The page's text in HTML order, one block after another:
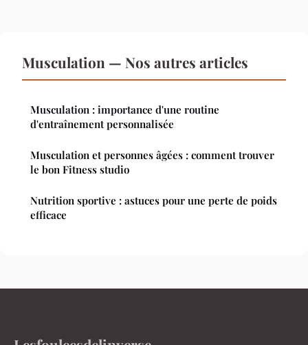
Musculation — Nos autres articles
Musculation : importance d'une routine
d'entraînement personnalisée
Musculation et personnes âgées : comment trouver
le bon Fitness studio
Nutrition sportive : astuces pour une perte de poids
efficace